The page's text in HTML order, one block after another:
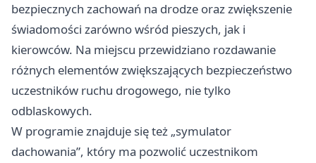
bezpiecznych zachowań na drodze oraz zwiększenie
świadomości zarówno wśród pieszych, jak i
kierowców. Na miejscu przewidziano rozdawanie
różnych elementów zwiększających bezpieczeństwo
uczestników ruchu drogowego, nie tylko
odblaskowych.
W programie znajduje się też „symulator
dachowania”, który ma pozwolić uczestnikom